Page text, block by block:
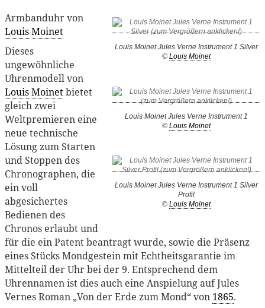
Louis Moinet Jules Verne Instrument 1 Silver
© Louis Moinet
Louis Moinet Jules Verne Instrument 1
© Louis Moinet
Louis Moinet Jules Verne Instrument 1 Silver
Profil
© Louis Moinet
Armbanduhr von
Louis Moinet
Dieses
ungewöhnliche
Uhrenmodell von
Louis Moinetbietet
gleich zwei
Weltpremieren eine
neue technische
Lösung zum Starten
und Stoppen des
Chronographen, die
ein voll
abgesichertes
Bedienen des
Chronos erlaubt und
für die ein Patent beantragt wurde, sowie die Präsenz
eines Stücks Mondgestein mit Echtheitsgarantie im
Mittelteil der Uhr bei der 9. Entsprechend dem
Uhrennamen ist dies auch eine Anspielung auf Jules
Vernes Roman „Von der Erde zum Mond“ von 1865.